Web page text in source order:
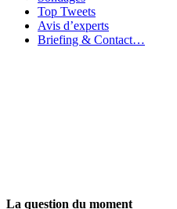
Top Tweets
Avis d’experts
Briefing & Contact…
La question du moment